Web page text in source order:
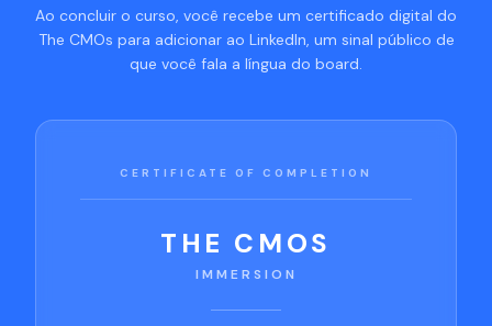
Ao concluir o curso, você recebe um certificado digital do
The CMOs para adicionar ao LinkedIn, um sinal público de
que você fala a língua do board.
CERTIFICATE OF COMPLETION
THE CMOS
IMMERSION